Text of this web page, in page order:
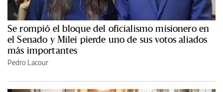
Se rompió el bloque del oficialismo misionero en
el Senado y Milei pierde uno de sus votos aliados
más importantes
Pedro Lacour